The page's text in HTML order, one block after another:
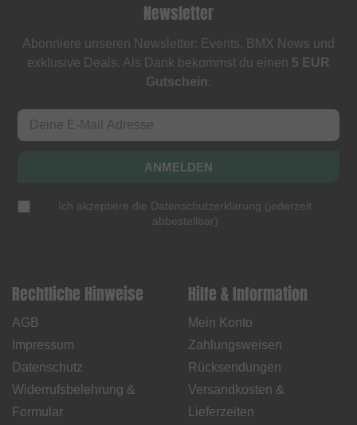
Newsletter
Abonniere unseren Newsletter: Events, BMX News und
exklusive Deals. Als Dank bekommst du einen 5 EUR
Gutschein.
ANMELDEN
Ich akzeptiere die Datenschutzerklärung (jederzeit
abbestellbar)
Rechtliche Hinweise
AGB
Impressum
Datenschutz
Widerrufsbelehrung &
Formular
Hilfe & Information
Mein Konto
Zahlungsweisen
Rücksendungen
Versandkosten &
Lieferzeiten